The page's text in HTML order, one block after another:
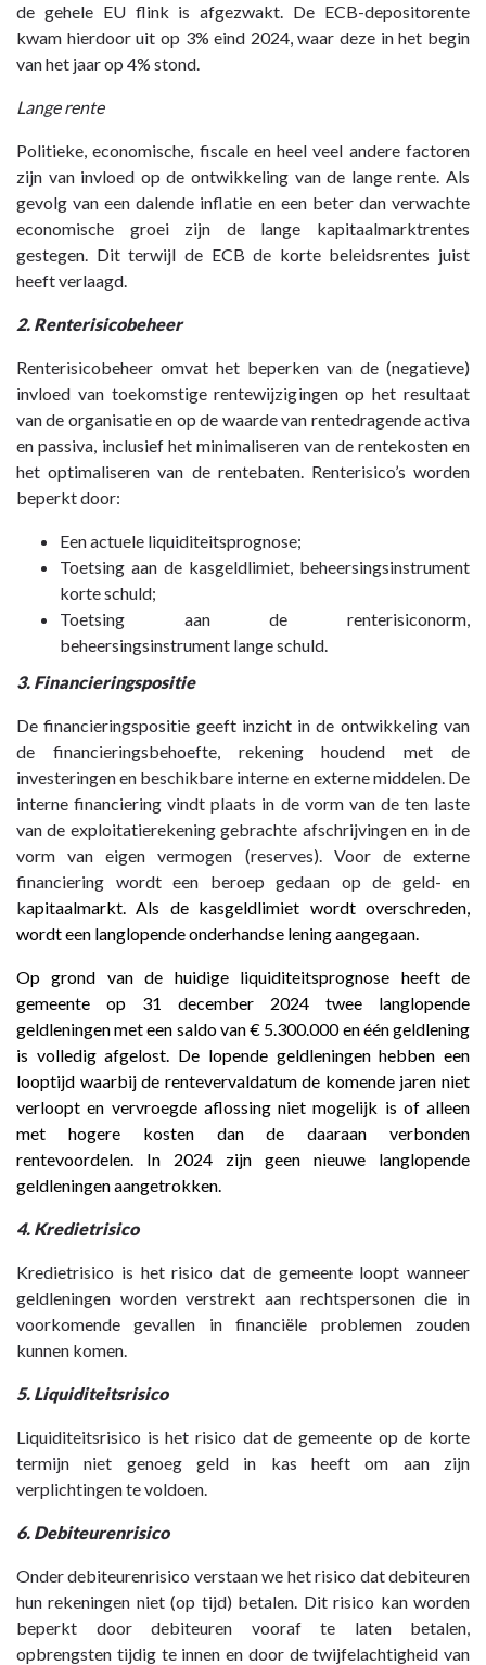
de gehele EU flink is afgezwakt. De ECB-depositorente
kwam hierdoor uit op 3% eind 2024, waar deze in het begin
van het jaar op 4% stond.
Lange rente
Politieke, economische, fiscale en heel veel andere factoren
zijn van invloed op de ontwikkeling van de lange rente. Als
gevolg van een dalende inflatie en een beter dan verwachte
economische groei zijn de lange kapitaalmarktrentes
gestegen. Dit terwijl de ECB de korte beleidsrentes juist
heeft verlaagd.
2. Renterisicobeheer
Renterisicobeheer omvat het beperken van de (negatieve)
invloed van toekomstige rentewijzigingen op het resultaat
van de organisatie en op de waarde van rentedragende activa
en passiva, inclusief het minimaliseren van de rentekosten en
het optimaliseren van de rentebaten. Renterisico’s worden
beperkt door:
Een actuele liquiditeitsprognose;
Toetsing aan de kasgeldlimiet, beheersingsinstrument
korte schuld;
Toetsing aan de renterisiconorm,
beheersingsinstrument lange schuld.
3. Financieringspositie
De financieringspositie geeft inzicht in de ontwikkeling van
de financieringsbehoefte, rekening houdend met de
investeringen en beschikbare interne en externe middelen. De
interne financiering vindt plaats in de vorm van de ten laste
van de exploitatierekening gebrachte afschrijvingen en in de
vorm van eigen vermogen (reserves). Voor de externe
financiering wordt een beroep gedaan op de geld- en
kapitaalmarkt. Als de kasgeldlimiet wordt overschreden,
wordt een langlopende onderhandse lening aangegaan.
Op grond van de huidige liquiditeitsprognose heeft de
gemeente op 31 december 2024 twee langlopende
geldleningen met een saldo van € 5.300.000 en één geldlening
is volledig afgelost. De lopende geldleningen hebben een
looptijd waarbij de rentevervaldatum de komende jaren niet
verloopt en vervroegde aflossing niet mogelijk is of alleen
met hogere kosten dan de daaraan verbonden
rentevoordelen. In 2024 zijn geen nieuwe langlopende
geldleningen aangetrokken.
4. Kredietrisico
Kredietrisico is het risico dat de gemeente loopt wanneer
geldleningen worden verstrekt aan rechtspersonen die in
voorkomende gevallen in financiële problemen zouden
kunnen komen.
5. Liquiditeitsrisico
Liquiditeitsrisico is het risico dat de gemeente op de korte
termijn niet genoeg geld in kas heeft om aan zijn
verplichtingen te voldoen.
6. Debiteurenrisico
Onder debiteurenrisico verstaan we het risico dat debiteuren
hun rekeningen niet (op tijd) betalen. Dit risico kan worden
beperkt door debiteuren vooraf te laten betalen,
opbrengsten tijdig te innen en door de twijfelachtigheid van